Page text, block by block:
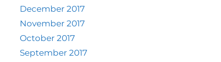
December 2017
November 2017
October 2017
September 2017